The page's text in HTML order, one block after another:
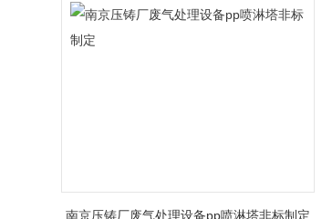
南京压铸厂废气处理设备pp喷淋塔非标制定